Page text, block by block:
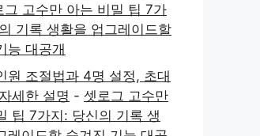
그 고수만 아는 비밀 팁 7가
기록 생활을 업그레이드할
능 대공개
원 조절법과 4명 설정, 초대
세한 설명 - 셋로그 고수만
팁 7가지: 당신의 기록 생